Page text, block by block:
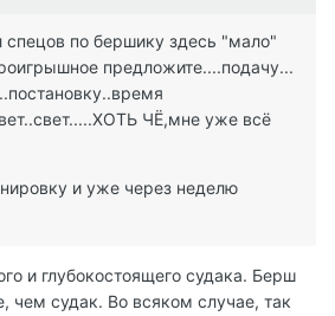
спецов по бершику здесь "мало"
предложите....подачу...
ЧЁ,мне уже всё
и уже через неделю
и глубокостоящего судака. Берш
чем судак. Во всяком случае, так